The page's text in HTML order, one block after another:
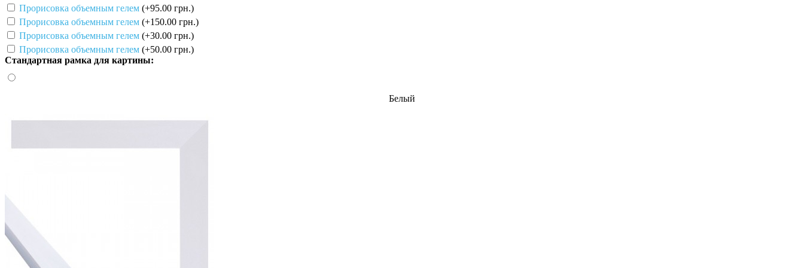
Прорисовка объемным гелем (+95.00 грн.)
Прорисовка объемным гелем (+150.00 грн.)
Прорисовка объемным гелем (+30.00 грн.)
Прорисовка объемным гелем (+50.00 грн.)
Стандартная рамка для картины:
Белый